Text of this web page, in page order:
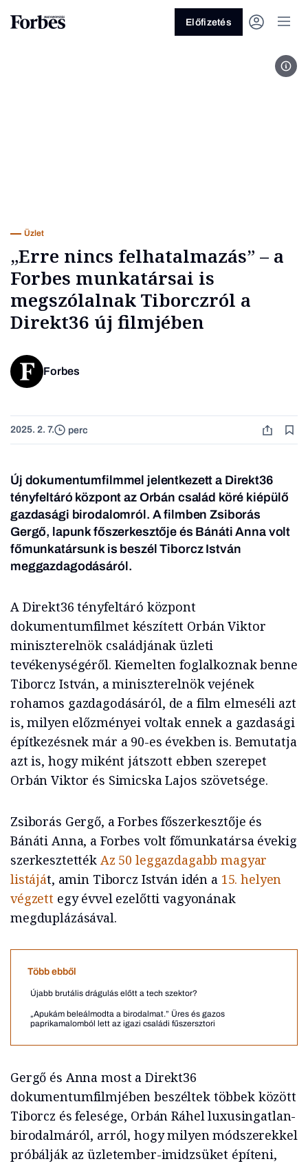
Előfizetés
A
Üzlet
„Erre nincs felhatalmazás” – a
Forbes munkatársai is
megszólalnak Tiborczról a
Direkt36 új filmjében
Forbes
2025. 2. 7. perc
Új dokumentumfilmmel jelentkezett a Direkt36
tényfeltáró központ az Orbán család köré kiépülő
gazdasági birodalomról. A filmben Zsiborás
Gergő, lapunk főszerkesztője és Bánáti Anna volt
főmunkatársunk is beszél Tiborcz István
meggazdagodásáról.
A Direkt36 tényfeltáró központ
dokumentumfilmet készített Orbán Viktor
miniszterelnök családjának üzleti
tevékenységéről. Kiemelten foglalkoznak benne
Tiborcz István, a miniszterelnök vejének
rohamos gazdagodásáról, de a film elmeséli azt
is, milyen előzményei voltak ennek a gazdasági
építkezésnek már a 90-es években is. Bemutatja
azt is, hogy miként játszott ebben szerepet
Orbán Viktor és Simicska Lajos szövetsége.
Zsiborás Gergő, a Forbes főszerkesztője és
Bánáti Anna, a Forbes volt főmunkatársa évekig
szerkesztették Az 50 leggazdagabb magyar
listáját, amin Tiborcz István idén a 15. helyen
végzett egy évvel ezelőtti vagyonának
megduplázásával.
Több ebből
Újabb brutális drágulás előtt a tech szektor?
„Apukám beleálmodta a birodalmat.” Üres és gazos
paprikamalomból lett az igazi családi fűszersztori
Gergő és Anna most a Direkt36
dokumentumfilmjében beszéltek többek között
Tiborcz és felesége, Orbán Ráhel luxusingatlan-
birodalmáról, arról, hogy milyen módszerekkel
próbálják az üzletember-imidzsüket építeni,